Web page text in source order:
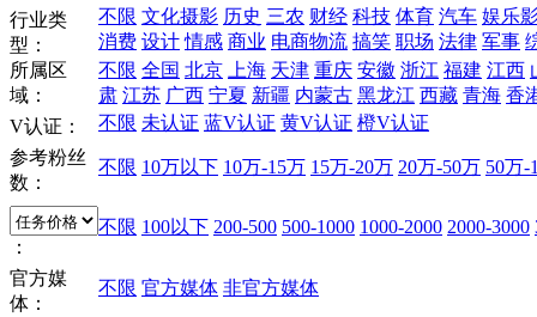
行业类
型：
不限 文化摄影 历史 三农 财经 科技 体育 汽车 娱乐
消费 设计 情感 商业 电商物流 搞笑 职场 法律 军事
所属区
域：
不限 全国 北京 上海 天津 重庆 安徽 浙江 福建 江西
肃 江苏 广西 宁夏 新疆 内蒙古 黑龙江 西藏 青海 香
V认证：
不限 未认证 蓝V认证 黄V认证 橙V认证
参考粉丝
数：
不限 10万以下 10万-15万 15万-20万 20万-50万 50万-
：
不限 100以下 200-500 500-1000 1000-2000 2000-3000
官方媒
体：
不限 官方媒体 非官方媒体